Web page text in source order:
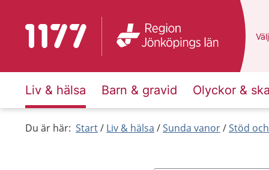
Till startsidan för 1177 Du
Välj
Liv & hälsa Barn & gravid Olyckor &
Du är här: Start Liv & hälsa Sunda vanor Stöd